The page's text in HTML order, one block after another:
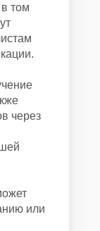
том
через
или